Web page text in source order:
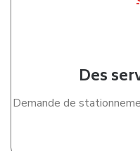
Des
Demande de